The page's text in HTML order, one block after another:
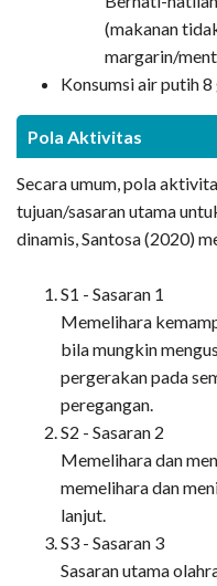
(makanan
margarin/
Konsumsi air putih
Pola Aktivitas
Secara umum, pola
tujuan/sasaran utama
dinamis, Santosa (2020)
S1 - Sasaran 1
Memelihara
bila mungkin
pergerakan pada
peregangan.
S2 - Sasaran 2
Memelihara dan
memelihara dan
lanjut.
S3 - Sasaran 3
Sasaran utama